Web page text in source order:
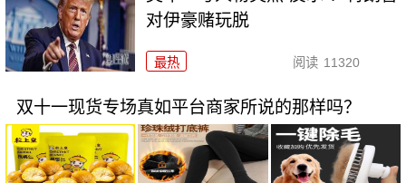
对伊豪赌玩脱
最热 阅读 11320
双十一现货专场真如平台商家所说的那样吗？